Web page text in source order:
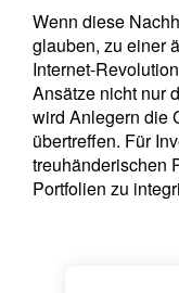
Wenn diese
glauben, zu einer
Internet-
Ansätze nicht nur
wird Anlegern die
übertreffen. Für
treuhänderischen
Portfolien zu